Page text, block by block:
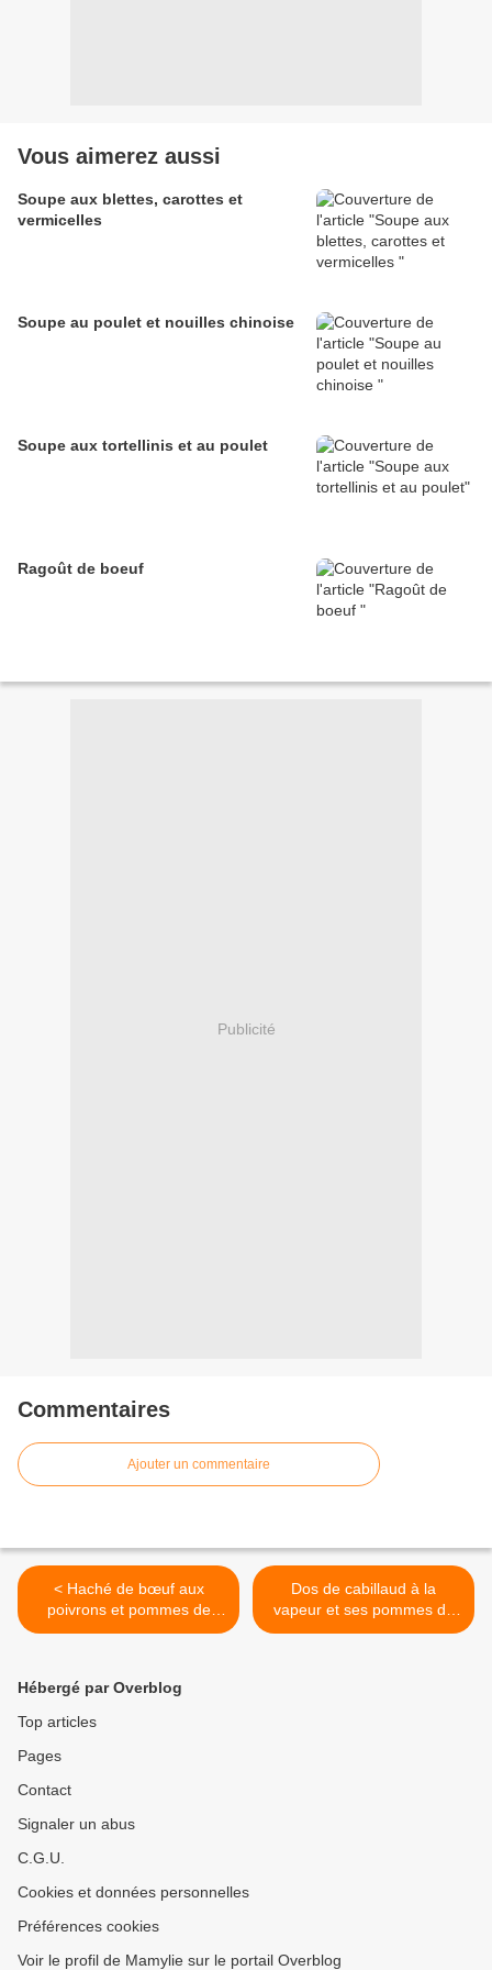
Vous aimerez aussi
Soupe aux blettes, carottes et
vermicelles
Soupe au poulet et nouilles chinoise
Soupe aux tortellinis et au poulet
Ragoût de boeuf
Publicité
Commentaires
Ajouter un commentaire
< Haché de bœuf aux
poivrons et pommes de
terre (Multicuiseur 45 en 1
Dos de cabillaud à la
vapeur et ses pommes de
terre aux poivrons
Hébergé par Overblog
Top articles
Pages
Contact
Signaler un abus
C.G.U.
Cookies et données personnelles
Préférences cookies
Voir le profil de Mamylie sur le portail Overblog